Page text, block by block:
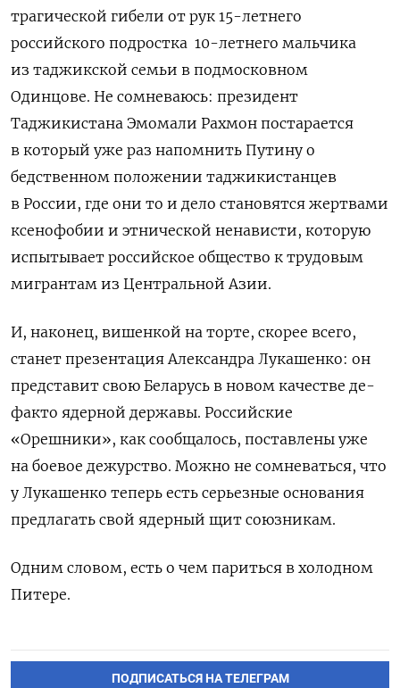
трагической гибели от рук 15-летнего
российского подростка 10-летнего мальчика
из таджикской семьи в подмосковном
Одинцове. Не сомневаюсь: президент
Таджикистана Эмомали Рахмон постарается
в который уже раз напомнить Путину о
бедственном положении таджикистанцев
в России, где они то и дело становятся жертвами
ксенофобии и этнической ненависти, которую
испытывает российское общество к трудовым
мигрантам из Центральной Азии.
И, наконец, вишенкой на торте, скорее всего,
станет презентация Александра Лукашенко: он
представит свою Беларусь в новом качестве де-
факто ядерной державы. Российские
«Орешники», как сообщалось, поставлены уже
на боевое дежурство. Можно не сомневаться, что
у Лукашенко теперь есть серьезные основания
предлагать свой ядерный щит союзникам.
Одним словом, есть о чем париться в холодном
Питере.
ПОДПИСАТЬСЯ НА ТЕЛЕГРАМ